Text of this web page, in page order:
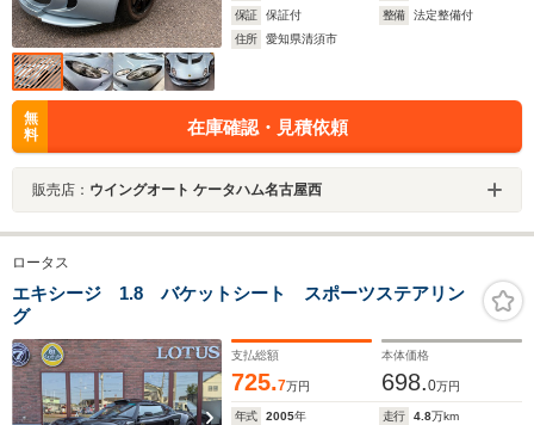
保証
保証付 整備
法定整備付
住所
愛知県清須市
無
料
在庫確認・見積依頼
販売店： ウイングオート ケータハム名古屋西
ロータス
エキシージ 1.8 バケットシート スポーツステアリン
グ
支払総額
725.7万円
本体価格
698.0万円
年式 2005年 走行 4.8万km